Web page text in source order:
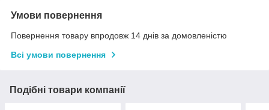
Умови повернення
Повернення товару впродовж 14 днів за домовленістю
Всі умови повернення
Подібні товари компанії